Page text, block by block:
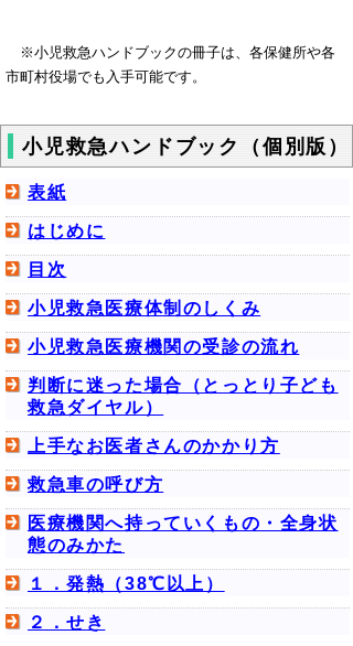
※小児救急ハンドブックの冊子は、各保健所や各
市町村役場でも入手可能です。
小児救急ハンドブック（個別版）
表紙
はじめに
目次
小児救急医療体制のしくみ
小児救急医療機関の受診の流れ
判断に迷った場合（とっとり子ども
救急ダイヤル）
上手なお医者さんのかかり方
救急車の呼び方
医療機関へ持っていくもの・全身状
態のみかた
１．発熱（38℃以上）
２．せき